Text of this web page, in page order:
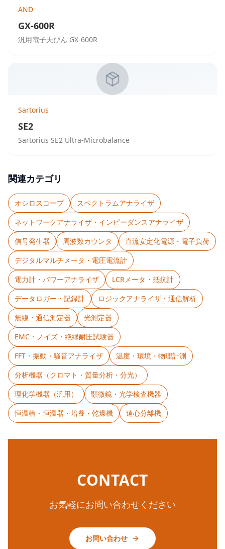
AND
GX-600R
汎用電子天びん GX-600R
Sartorius
SE2
Sartorius SE2 Ultra-Microbalance
関連カテゴリ
オシロスコープ
スペクトラムアナライザ
ネットワークアナライザ・インピーダンスアナライザ
信号発生器
周波数カウンタ
直流安定化電源・電子負荷
デジタルマルチメータ・電圧電流計
電力計・パワーアナライザ
LCRメータ・抵抗計
データロガー・記録計
ロジックアナライザ・通信解析
無線・通信測定器
光測定器
EMC・ノイズ・絶縁耐圧試験器
FFT・振動・騒音アナライザ
温度・環境・物理計測
分析機器（クロマト・質量分析・分光）
理化学機器（汎用）
顕微鏡・光学検査機器
恒温槽・恒温器・培養・乾燥機
遠心分離機
CONTACT
お気軽にお問い合わせください
お問い合わせ